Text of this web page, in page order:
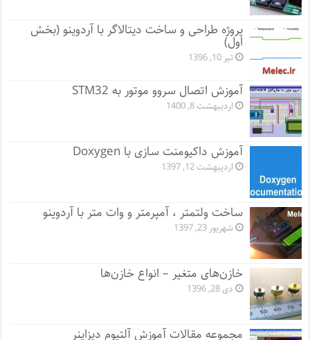
پروژه طراحی و ساخت دیتالاگر با آردوینو (بخش
اول)
تیر 10, 1396
آموزش اتصال سروو موتور به STM32
اردیبهشت 8, 1400
آموزش داکیومنت سازی با Doxygen
اردیبهشت 12, 1397
ساخت ولتمتر ، آمپرمتر و وات متر با آردوینو
شهریور 23, 1397
خازن‌های متغیر – انواع خازن‌ها
دی 28, 1396
مجموعه مقالات آموزش آلتیوم دیزاینر